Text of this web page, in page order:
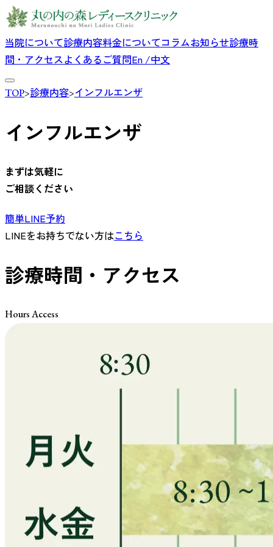
当院について診療内容料金についてコラムお知らせ診療時
間・アクセスよくあるご質問En /中文
TOP>診療内容>インフルエンザ
インフルエンザ
まずは気軽に
ご相談ください
簡単LINE予約
LINEをお持ちでない方はこちら
診療時間・アクセス
Hours Access